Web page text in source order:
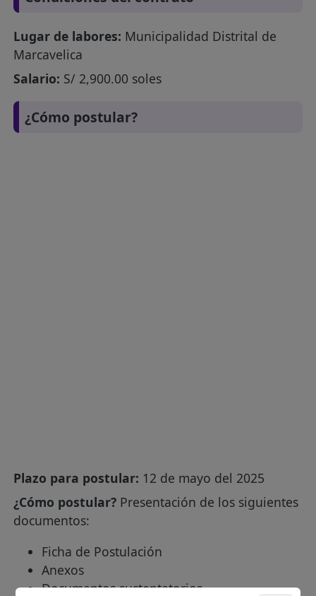
Lugar de labores: Municipalidad Distrital de
Marcavelica
Salario: S/ 2,900.00 soles
¿Cómo postular?
Plazo para postular: 12 de mayo del 2025
¿Cómo postular? Presentación de los siguientes
documentos:
Ficha de Postulación
Anexos
Documentos sustentatorios